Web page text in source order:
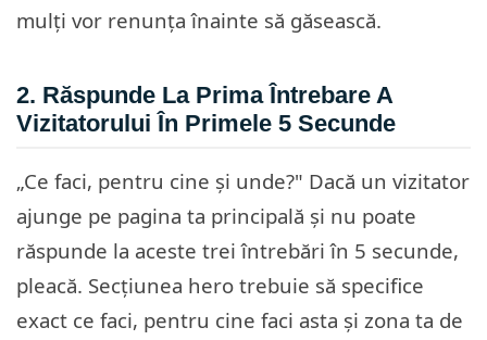
mulți vor renunța înainte să găsească.
2. Răspunde La Prima Întrebare A
Vizitatorului În Primele 5 Secunde
„Ce faci, pentru cine și unde?" Dacă un vizitator
ajunge pe pagina ta principală și nu poate
răspunde la aceste trei întrebări în 5 secunde,
pleacă. Secțiunea hero trebuie să specifice
exact ce faci, pentru cine faci asta și zona ta de